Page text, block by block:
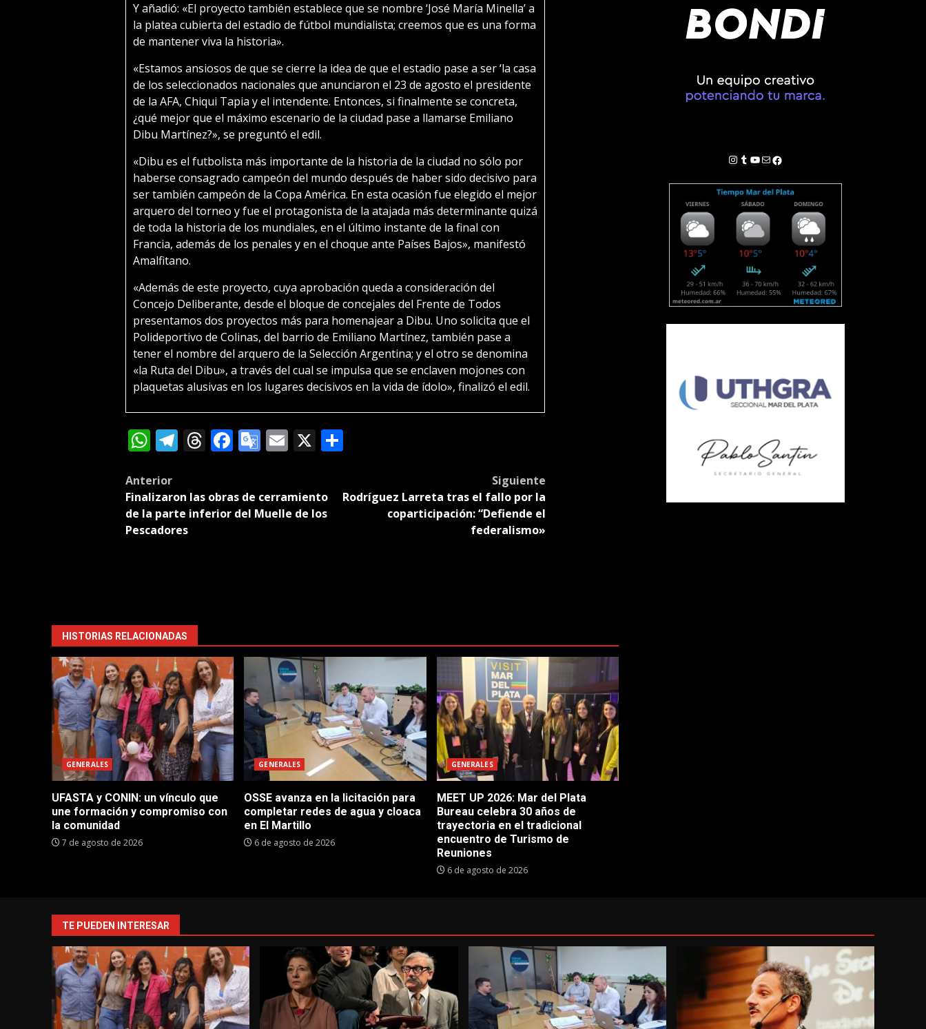
Y añadió: «El proyecto también establece que se nombre ‘José María Minella’ a
la platea cubierta del estadio de fútbol mundialista; creemos que es una forma
de mantener viva la historia».
«Estamos ansiosos de que se cierre la idea de que el estadio pase a ser ‘la casa
de los seleccionados nacionales que anunciaron el 23 de agosto el presidente
de la AFA, Chiqui Tapia y el intendente. Entonces, si finalmente se concreta,
¿qué mejor que el máximo escenario de la ciudad pase a llamarse Emiliano
Dibu Martínez?», se preguntó el edil.
«Dibu es el futbolista más importante de la historia de la ciudad no sólo por
haberse consagrado campeón del mundo después de haber sido decisivo para
ser también campeón de la Copa América. En esta ocasión fue elegido el mejor
arquero del torneo y fue el protagonista de la atajada más determinante quizá
de toda la historia de los mundiales, en el último instante de la final con
Francia, además de los penales y en el choque ante Países Bajos», manifestó
Amalfitano.
«Además de este proyecto, cuya aprobación queda a consideración del
Concejo Deliberante, desde el bloque de concejales del Frente de Todos
presentamos dos proyectos más para homenajear a Dibu. Uno solicita que el
Polideportivo de Colinas, del barrio de Emiliano Martínez, también pase a
tener el nombre del arquero de la Selección Argentina; y el otro se denomina
«la Ruta del Dibu», a través del cual se impulsa que se enclaven mojones con
plaquetas alusivas en los lugares decisivos en la vida de ídolo», finalizó el edil.
WhatsApp
Telegram
Threads
Facebook
Google
Email
X Compartir
Post
navigation
Anterior
Finalizaron las obras de cerramiento
de la parte inferior del Muelle de los
Pescadores
Siguiente
Rodríguez Larreta tras el fallo por la
coparticipación: “Defiende el
federalismo»
HISTORIAS RELACIONADAS
GENERALES
UFASTA y CONIN: un vínculo que
une formación y compromiso con
la comunidad
7 de agosto de 2026
GENERALES
OSSE avanza en la licitación para
completar redes de agua y cloaca
en El Martillo
6 de agosto de 2026
GENERALES
MEET UP 2026: Mar del Plata
Bureau celebra 30 años de
trayectoria en el tradicional
encuentro de Turismo de
Reuniones
6 de agosto de 2026
Instagram
Tumblr
YouTube
Correo electrónico
Facebook
TE PUEDEN INTERESAR